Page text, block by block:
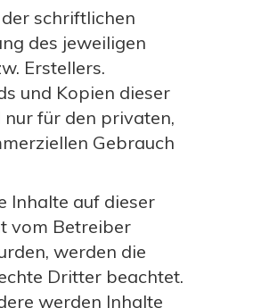
schriftlichen
des jeweiligen
Erstellers.
und Kopien dieser
nur für den privaten,
Gebrauch
Inhalte auf dieser
vom Betreiber
werden die
Dritter beachtet.
werden Inhalte